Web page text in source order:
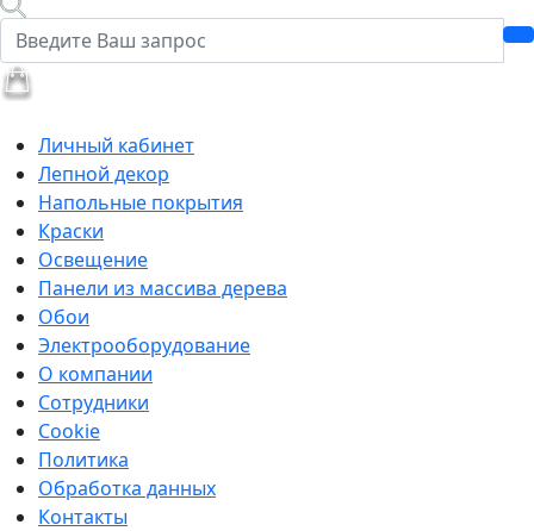
Личный кабинет
Лепной декор
Напольные покрытия
Краски
Освещение
Панели из массива дерева
Обои
Электрооборудование
О компании
Сотрудники
Cookie
Политика
Обработка данных
Контакты